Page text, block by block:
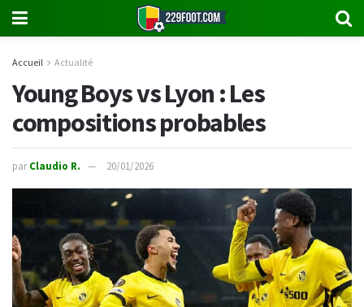
Accueil Actualité
Young Boys vs Lyon : Les
compositions probables
par Claudio R. 20/01/2026